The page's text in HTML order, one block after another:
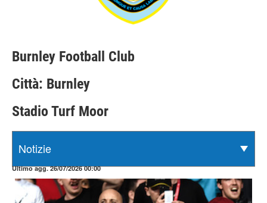
Burnley Football Club
Città: Burnley
Stadio Turf Moor
Ultimo agg. 26/07/2026 00:00